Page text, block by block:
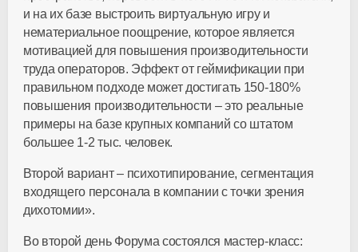
и на их базе выстроить виртуальную игру и
нематериальное поощрение, которое является
мотивацией для повышения производительности
труда операторов. Эффект от геймификации при
правильном подходе может достигать 150-180%
повышения производительности – это реальные
примеры на базе крупных компаний со штатом
большее 1-2 тыс. человек.
Второй вариант – психотипирование, сегментация
входящего персонала в компании с точки зрения
дихотомии».
Во второй день Форума состоялся мастер-класс: